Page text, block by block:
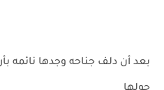
بعد أن دلف جناحه وجدها نائمه